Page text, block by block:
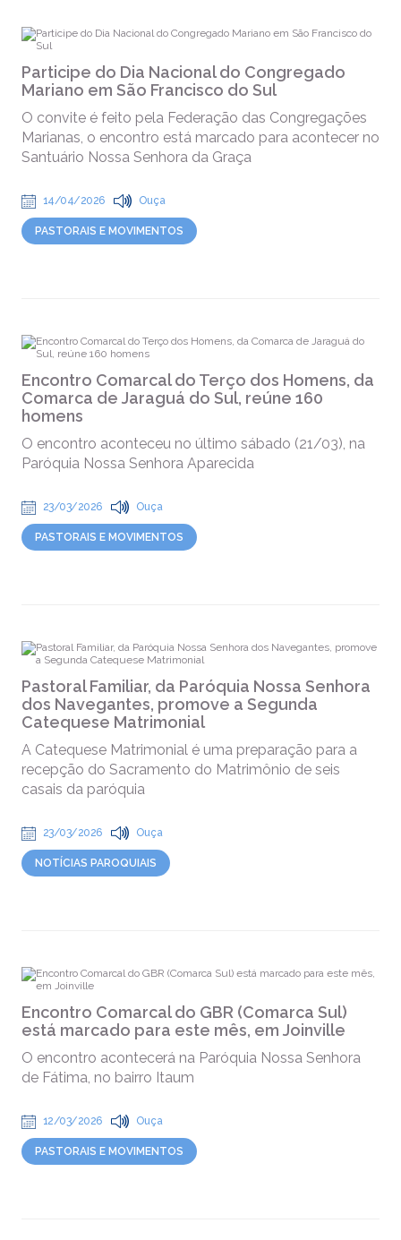
Participe do Dia Nacional do Congregado
Mariano em São Francisco do Sul
O convite é feito pela Federação das Congregações
Marianas, o encontro está marcado para acontecer no
Santuário Nossa Senhora da Graça
14/04/2026 Ouça
PASTORAIS E MOVIMENTOS
Encontro Comarcal do Terço dos Homens, da
Comarca de Jaraguá do Sul, reúne 160
homens
O encontro aconteceu no último sábado (21/03), na
Paróquia Nossa Senhora Aparecida
23/03/2026 Ouça
PASTORAIS E MOVIMENTOS
Pastoral Familiar, da Paróquia Nossa Senhora
dos Navegantes, promove a Segunda
Catequese Matrimonial
A Catequese Matrimonial é uma preparação para a
recepção do Sacramento do Matrimônio de seis
casais da paróquia
23/03/2026 Ouça
NOTÍCIAS PAROQUIAIS
Encontro Comarcal do GBR (Comarca Sul)
está marcado para este mês, em Joinville
O encontro acontecerá na Paróquia Nossa Senhora
de Fátima, no bairro Itaum
12/03/2026 Ouça
PASTORAIS E MOVIMENTOS